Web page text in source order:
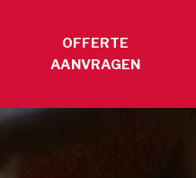
OFFERTE
AANVRAGEN